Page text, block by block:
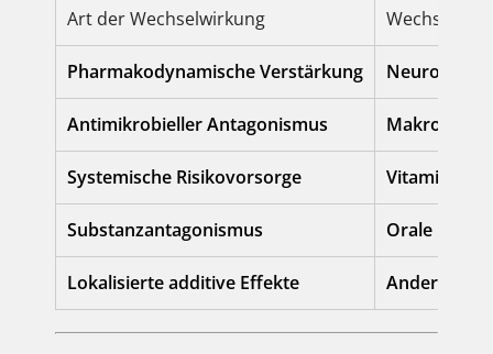
Art der Wechselwirkung
Pharmakodynamische Verstärkung
Antimikrobieller Antagonismus Makrolid-
Systemische Risikovorsorge Vitamin-K-
Substanzantagonismus Orale
Lokalisierte additive Effekte Andere